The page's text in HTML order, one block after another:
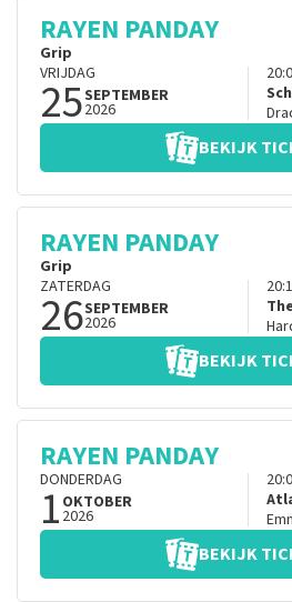
RAYEN PANDAY
Grip
VRIJDAG
25SEPTEMBER
2026
BEKIJK
RAYEN PANDAY
Grip
ZATERDAG
26SEPTEMBER
2026
BEKIJK
RAYEN PANDAY
DONDERDAG
1 OKTOBER
2026
BEKIJK